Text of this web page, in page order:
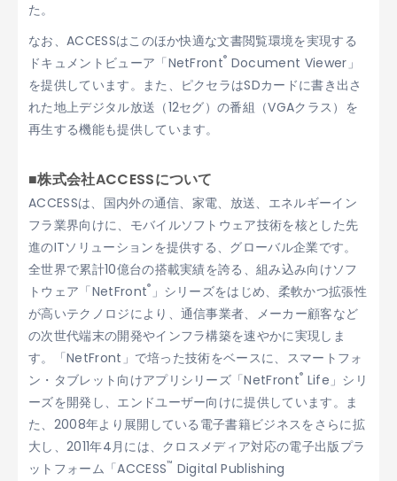
た。
なお、ACCESSはこのほか快適な文書閲覧環境を実現する
ドキュメントビューア「NetFront® Document Viewer」
を提供しています。また、ピクセラはSDカードに書き出さ
れた地上デジタル放送（12セグ）の番組（VGAクラス）を
再生する機能も提供しています。
■株式会社ACCESSについて
ACCESSは、国内外の通信、家電、放送、エネルギーイン
フラ業界向けに、モバイルソフトウェア技術を核とした先
進のITソリューションを提供する、グローバル企業です。
全世界で累計10億台の搭載実績を誇る、組み込み向けソフ
トウェア「NetFront® 」シリーズをはじめ、柔軟かつ拡張性
が高いテクノロジにより、通信事業者、メーカー顧客など
の次世代端末の開発やインフラ構築を速やかに実現しま
す。「NetFront」で培った技術をベースに、スマートフォ
ン・タブレット向けアプリシリーズ「NetFront® Life」シリ
ーズを開発し、エンドユーザー向けに提供しています。ま
た、2008年より展開している電子書籍ビジネスをさらに拡
大し、2011年4月には、クロスメディア対応の電子出版プラ
ットフォーム「ACCESS™ Digital Publishing